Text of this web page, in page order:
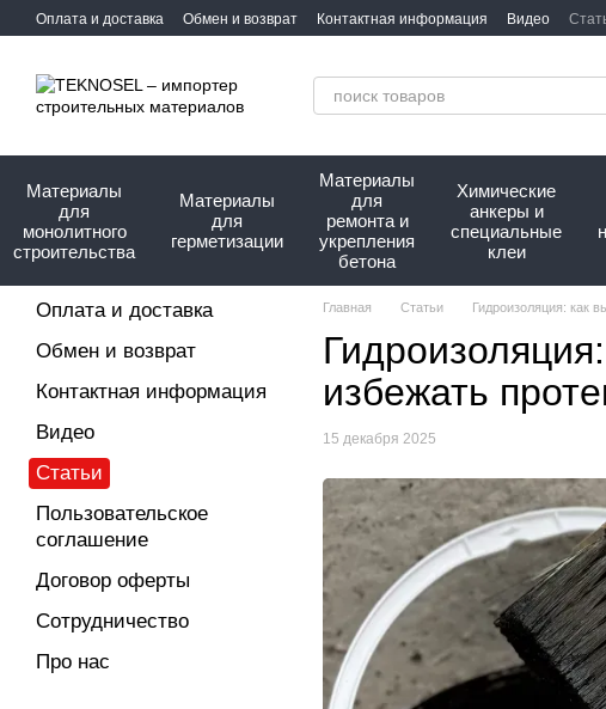
Перейти к основному контенту
Оплата и доставка Обмен и возврат Контактная информация Видео
Материалы
для
монолитного
строительства
Материалы
для
герметизации
Материалы
для
ремонта и
укрепления
бетона
Химические
анкеры и
специальные
клеи
Главная Статьи Гидроизоляция: как
избежать
15 декабря 2025
Оплата и доставка
Обмен и возврат
Контактная информация
Видео
Статьи
Пользовательское
соглашение
Договор оферты
Сотрудничество
Про нас